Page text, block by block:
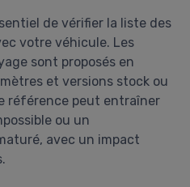
de vérifier la liste des
votre véhicule. Les
sont proposés en
et versions stock ou
référence peut entraîner
ou un
avec un impact